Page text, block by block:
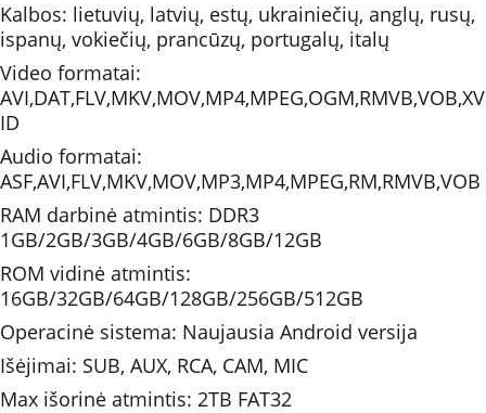
Kalbos: lietuvių, latvių, estų, ukrainiečių, anglų, rusų,
ispanų, vokiečių, prancūzų, portugalų, italų
Video formatai:
AVI,DAT,FLV,MKV,MOV,MP4,MPEG,OGM,RMVB,VOB,XV
ID
Audio formatai:
ASF,AVI,FLV,MKV,MOV,MP3,MP4,MPEG,RM,RMVB,VOB
RAM darbinė atmintis: DDR3
1GB/2GB/3GB/4GB/6GB/8GB/12GB
ROM vidinė atmintis:
16GB/32GB/64GB/128GB/256GB/512GB
Operacinė sistema: Naujausia Android versija
Išėjimai: SUB, AUX, RCA, CAM, MIC
Max išorinė atmintis: 2TB FAT32